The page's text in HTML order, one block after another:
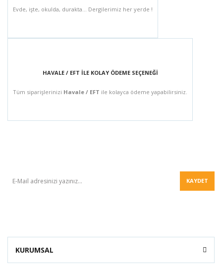
Evde, işte, okulda, durakta... Dergilerimiz her yerde !
HAVALE / EFT İLE KOLAY ÖDEME SEÇENEĞİ
Tüm siparişlerinizi Havale / EFT ile kolayca ödeme yapabilirsiniz.
KAYDET
KURUMSAL